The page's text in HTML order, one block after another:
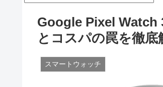
Google Pixel Watch
とコスパの罠を徹底
スマートウォッチ